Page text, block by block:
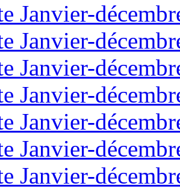
Janvier-
Janvier-
Janvier-
Janvier-
Janvier-
Janvier-
Janvier-